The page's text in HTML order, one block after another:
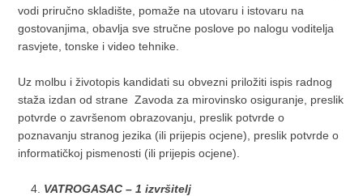
vodi priručno skladište, pomaže na utovaru i istovaru na
gostovanjima, obavlja sve stručne poslove po nalogu voditelja
rasvjete, tonske i video tehnike.
Uz molbu i životopis kandidati su obvezni priložiti ispis radnog
staža izdan od strane Zavoda za mirovinsko osiguranje, preslik
potvrde o završenom obrazovanju, preslik potvrde o
poznavanju stranog jezika (ili prijepis ocjene), preslik potvrde o
informatičkoj pismenosti (ili prijepis ocjene).
VATROGASAC – 1 izvršitelj